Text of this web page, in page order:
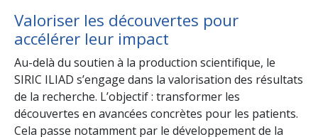
Valoriser les découvertes pour
accélérer leur impact
Au-delà du soutien à la production scientifique, le
SIRIC ILIAD s’engage dans la valorisation des résultats
de la recherche. L’objectif : transformer les
découvertes en avancées concrètes pour les patients.
Cela passe notamment par le développement de la